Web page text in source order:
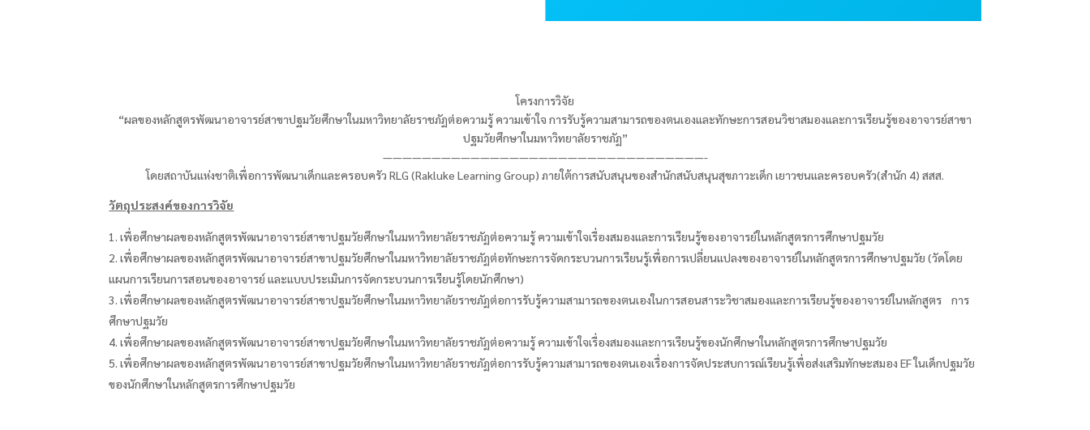
โครงการวิจัย
“ผลของหลักสูตรพัฒนาอาจารย์สาขาปฐมวัยศึกษาในมหาวิทยาลัยราชภัฏต่อความรู้ ความเข้าใจ การรับรู้ความสามารถของตนเองและทักษะการสอนวิชาสมองและการเรียนรู้ของอาจารย์สาขา
ปฐมวัยศึกษาในมหาวิทยาลัยราชภัฏ”
—————————————————————————————————-
โดยสถาบันแห่งชาติเพื่อการพัฒนาเด็กและครอบครัว RLG (Rakluke Learning Group) ภายใต้การสนับสนุนของสำนักสนับสนุนสุขภาวะเด็ก เยาวชนและครอบครัว(สำนัก 4) สสส.
วัตถุประสงค์ของการวิจัย
เพื่อศึกษาผลของหลักสูตรพัฒนาอาจารย์สาขาปฐมวัยศึกษาในมหาวิทยาลัยราชภัฏต่อความรู้ ความเข้าใจเรื่องสมองและการเรียนรู้ของอาจารย์ในหลักสูตรการศึกษาปฐมวัย
เพื่อศึกษาผลของหลักสูตรพัฒนาอาจารย์สาขาปฐมวัยศึกษาในมหาวิทยาลัยราชภัฏต่อทักษะการจัดกระบวนการเรียนรู้เพื่อการเปลี่ยนแปลงของอาจารย์ในหลักสูตรการศึกษาปฐมวัย (วัดโดย
แผนการเรียนการสอนของอาจารย์ และแบบประเมินการจัดกระบวนการเรียนรู้โดยนักศึกษา)
เพื่อศึกษาผลของหลักสูตรพัฒนาอาจารย์สาขาปฐมวัยศึกษาในมหาวิทยาลัยราชภัฏต่อการรับรู้ความสามารถของตนเองในการสอนสาระวิชาสมองและการเรียนรู้ของอาจารย์ในหลักสูตร การ
ศึกษาปฐมวัย
เพื่อศึกษาผลของหลักสูตรพัฒนาอาจารย์สาขาปฐมวัยศึกษาในมหาวิทยาลัยราชภัฏต่อความรู้ ความเข้าใจเรื่องสมองและการเรียนรู้ของนักศึกษาในหลักสูตรการศึกษาปฐมวัย
เพื่อศึกษาผลของหลักสูตรพัฒนาอาจารย์สาขาปฐมวัยศึกษาในมหาวิทยาลัยราชภัฏต่อการรับรู้ความสามารถของตนเองเรื่องการจัดประสบการณ์เรียนรู้เพื่อส่งเสริมทักษะสมอง EFในเด็กปฐมวัย
ของนักศึกษาในหลักสูตรการศึกษาปฐมวัย